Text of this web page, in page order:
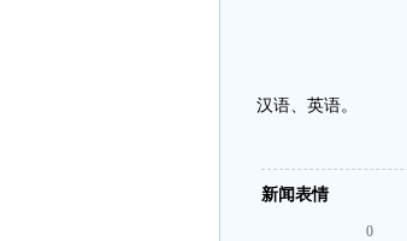
汉语、英语。
新闻表情
0